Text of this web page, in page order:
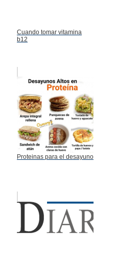
Cuando tomar vitamina
b12
Proteinas para el desayuno